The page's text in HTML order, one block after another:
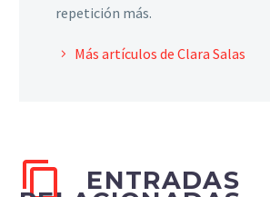
repetición más.
Más artículos de Clara Salas
ENTRADAS